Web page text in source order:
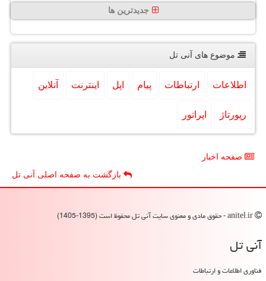
جدیدترین ها
موضوع های آنی تل
اطلاعات ارتباطات پیام اپل اینترنت آنلاین
رپورتاژ اپراتور
صفحه اخبار
بازگشت به صفحه اصلی آنی تل
آنی تل
فناوری اطلاعات و ارتباطات